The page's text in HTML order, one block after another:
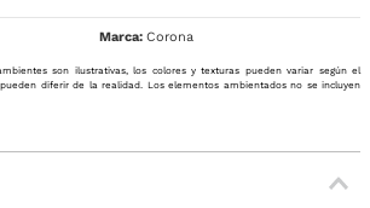
Corona
son ilustrativas, los colores y texturas pueden variar según el
diferir de la realidad. Los elementos ambientados no se incluyen